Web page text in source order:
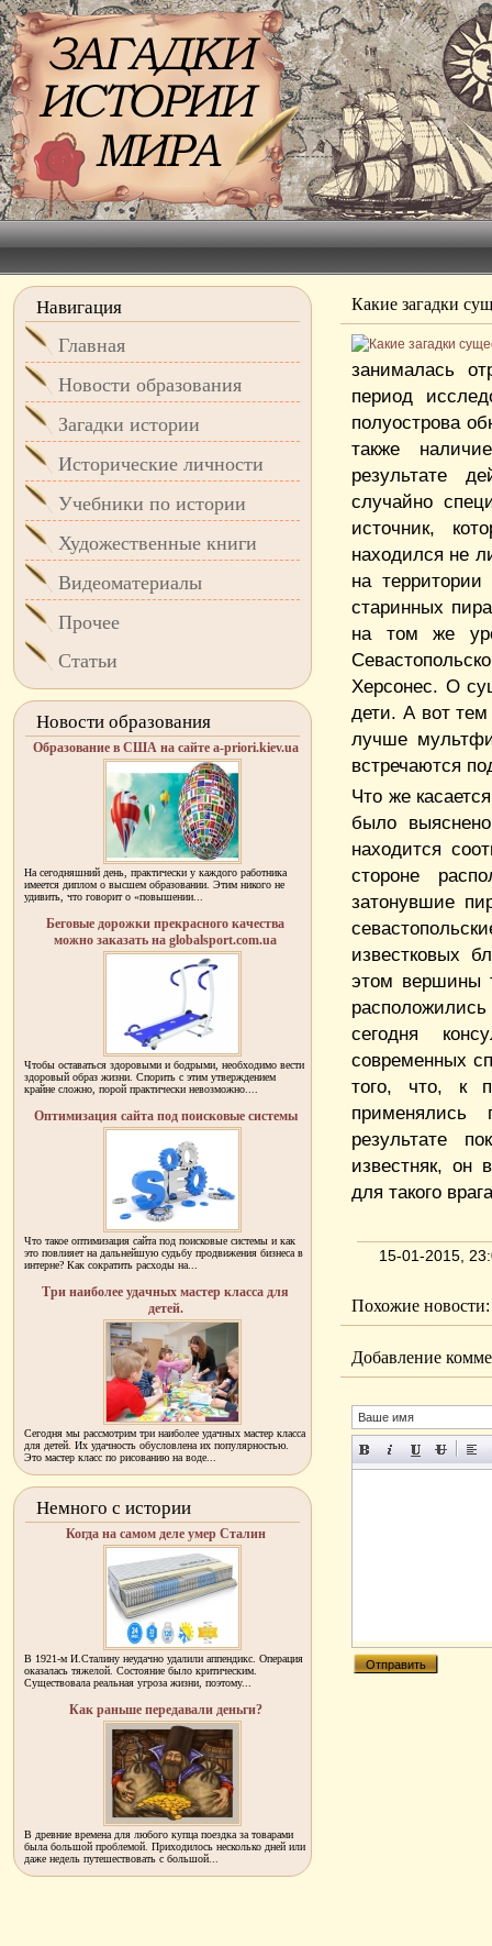
Какие загадки
занималась
период
полуострова
также
результате
случайно
источник,
находился не
на
старинных
на том же
Херсонес. О
дети. А вот тем
лучше
встречаются
Что же
было
находится
стороне
затонувшие
известковых
этом вершины
сегодня
современных
того, что, к
применялись
результате
известняк, он
для такого
15-01-2015,
Похожие новости:
Добавление
Навигация
Главная
Новости образования
Загадки истории
Исторические личности
Учебники по истории
Художественные книги
Видеоматериалы
Прочее
Статьи
Новости образования
Образование в США на сайте a-priori.kiev.ua
На сегодняшний день, практически у каждого работника
имеется диплом о высшем образовании. Этим никого не
удивить, что говорит о «повышении...
Беговые дорожки прекрасного качества
можно заказать на globalsport.com.ua
Чтобы оставаться здоровыми и бодрыми, необходимо вести
здоровый образ жизни. Спорить с этим утверждением
крайне сложно, порой практически невозможно....
Оптимизация сайта под поисковые системы
Что такое оптимизация сайта под поисковые системы и как
это повлияет на дальнейшую судьбу продвижения бизнеса в
интерне? Как сократить расходы на...
Три наиболее удачных мастер класса для
детей.
Сегодня мы рассмотрим три наиболее удачных мастер класса
для детей. Их удачность обусловлена их популярностью.
Это мастер класс по рисованию на воде...
Немного с истории
Когда на самом деле умер Сталин
В 1921-м И.Сталину неудачно удалили аппендикс. Операция
оказалась тяжелой. Состояние было критическим.
Существовала реальная угроза жизни, поэтому...
Как раньше передавали деньги?
В древние времена для любого купца поездка за товарами
была большой проблемой. Приходилось несколько дней или
даже недель путешествовать с большой...